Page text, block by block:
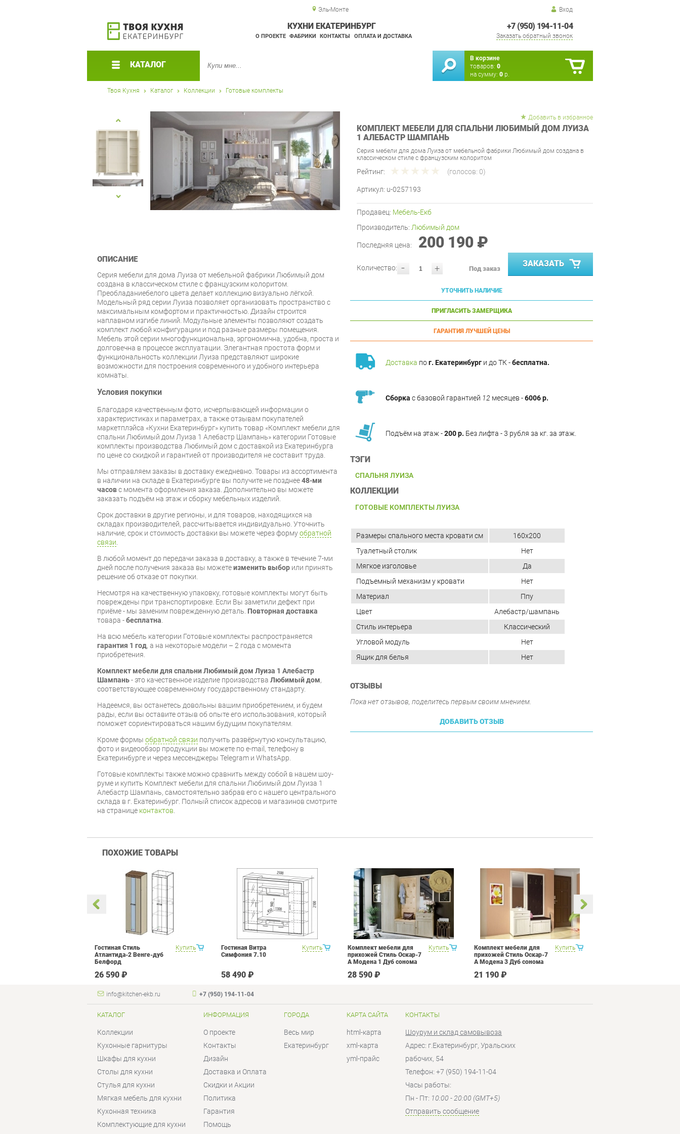
Эль-Монте Вход
+7 (950) 194-11-04
Заказать обратный звонок
КУХНИ ЕКАТЕРИНБУРГ
О ПРОЕКТЕ ФАБРИКИ КОНТАКТЫ ОПЛАТА И ДОСТАВКА
КАТАЛОГ
В корзине
товаров: 0
на сумму: 0 р.
Твоя Кухня Каталог Коллекции Готовые комплекты
Добавить в избранное
КОМПЛЕКТ МЕБЕЛИ ДЛЯ СПАЛЬНИ ЛЮБИМЫЙ ДОМ ЛУИЗА
1 АЛЕБАСТР ШАМПАНЬ
Серия мебели для дома Луиза от мебельной фабрики Любимый дом создана в
классическом стиле с французским колоритом
Рейтинг: (голосов: 0)
Артикул: u-0257193
Продавец: Мебель-Екб
Производитель: Любимый дом
Последняя цена: 200 190 ₽
- +
Количество: Под заказ
ЗАКАЗАТЬ
УТОЧНИТЬ НАЛИЧИЕ
ПРИГЛАСИТЬ ЗАМЕРЩИКА
ГАРАНТИЯ ЛУЧШЕЙ ЦЕНЫ
Доставка пог. Екатеринбург и до ТК -бесплатна.
Сборка с базовой гарантией 12 месяцев -6006 р.
Подъём на этаж -200 р. Без лифта - 3 рубля за кг. за этаж.
ТЭГИ
СПАЛЬНЯ ЛУИЗА
КОЛЛЕКЦИИ
ГОТОВЫЕ КОМПЛЕКТЫ ЛУИЗА
ОПИСАНИЕ
Серия мебели для дома Луиза от мебельной фабрики Любимый дом
создана в классическом стиле с французским колоритом.
Преобладаниебелого цвета делает коллекцию визуально лёгкой.
Модельный ряд серии Луиза позволяет организовать пространство с
максимальным комфортом и практичностью. Дизайн строится
наплавном изгибе линий. Модульные элементы позволяют создать
комплект любой конфигурации и под разные размеры помещения.
Мебель этой серии многофункциональна, эргономична, удобна, проста и
долговечна в процессе эксплуатации. Элегантная простота форм и
функциональность коллекции Луиза представляют широкие
возможности для построения современного и удобного интерьера
комнаты.
Условия покупки
Благодаря качественным фото, исчерпывающей информации о
характеристиках и параметрах, а также отзывам покупателей
маркетплэйса «Кухни Екатеринбург» купить товар «Комплект мебели для
спальни Любимый дом Луиза 1 Алебастр Шампань» категории Готовые
комплекты производства Любимый дом с доставкой из Екатеринбурга
по цене со скидкой и гарантией от производителя не составит труда.
Мы отправляем заказы в доставку ежедневно. Товары из ассортимента
в наличии на складе в Екатеринбурге вы получите не позднее48-ми
часовс момента оформления заказа. Дополнительно вы можете
заказать подъём на этаж и сборку мебельных изделий.
Срок доставки в другие регионы, и для товаров, находящихся на
складах производителей, рассчитывается индивидуально. Уточнить
наличие, срок и стоимость доставки вы можете через формуобратной
связи.
В любой момент до передачи заказа в доставку, а также в течение 7-ми
дней после получения заказа вы можетеизменить выбор или принять
решение об отказе от покупки.
Несмотря на качественную упаковку, готовые комплекты могут быть
повреждены при транспортировке. Если Вы заметили дефект при
приёме - мы заменим поврежденную деталь. Повторная доставка
товара -бесплатна.
На всю мебель категории Готовые комплекты распространяется
гарантия 1 год, а на некоторые модели – 2 года с момента
приобретения.
Комплект мебели для спальни Любимый дом Луиза 1 Алебастр
Шампань- это качественное изделие производства Любимый дом,
соответствующее современному государственному стандарту.
Надеемся, вы останетесь довольны вашим приобретением, и будем
рады, если вы оставите отзыв об опыте его использования, который
поможет сориентироваться нашим будущим покупателям.
Кроме формы обратной связи получить развёрнутую консультацию,
фото и видеообзор продукции вы можете по e-mail, телефону в
Екатеринбурге и через мессенджеры Telegram и WhatsApp.
Готовые комплекты также можно сравнить между собой в нашем шоу-
руме и купить Комплект мебели для спальни Любимый дом Луиза 1
Алебастр Шампань, самостоятельно забрав его с нашего центрального
склада в г. Екатеринбург. Полный список адресов и магазинов смотрите
на странице контактов.
Размеры спального места кровати см
160x200
Туалетный столик
Нет
Мягкое изголовье
Да
Подъемный механизм у кровати
Нет
Материал
Ппу
Цвет
Алебастр/шампань
Стиль интерьера
Классический
Угловой модуль
Нет
Ящик для белья
Нет
ОТЗЫВЫ
Пока нет отзывов, поделитесь первым своим мнением.
ДОБАВИТЬ ОТЗЫВ
ПОХОЖИЕ ТОВАРЫ
Купить
Гостиная Стиль
Атлантида-2 Венге-дуб
Белфорд
26 590 ₽
Купить
Гостиная Витра
Симфония 7.10
58 490 ₽
Купить
Комплект мебели для
прихожей Стиль Оскар-7
А Модена 1 Дуб сонома
28 590 ₽
Купить
Комплект мебели для
прихожей Стиль Оскар-7
А Модена 3 Дуб сонома
21 190 ₽
info@kitchen-ekb.ru +7 (950) 194-11-04
КАТАЛОГ
Коллекции
Кухонные гарнитуры
Шкафы для кухни
Столы для кухни
Стулья для кухни
Мягкая мебель для кухни
Кухонная техника
Комплектующие для кухни
ИНФОРМАЦИЯ
О проекте
Контакты
Дизайн
Доставка и Оплата
Скидки и Акции
Политика
Гарантия
Помощь
ГОРОДА
Весь мир
Екатеринбург
КАРТА САЙТА
html-карта
xml-карта
yml-прайс
КОНТАКТЫ
Шоурум и склад самовывоза
Адрес: г.Екатеринбург, Уральских
рабочих, 54
Телефон: +7 (950) 194-11-04
Часы работы:
Пн - Пт: 10:00 - 20:00 (GMT+5)
Отправить сообщение